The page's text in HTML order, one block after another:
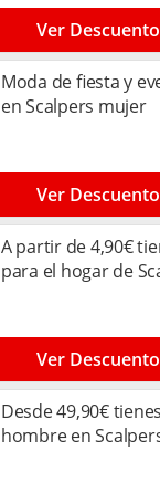
Ver Descuento
Moda de fiesta y
en Scalpers mujer
Ver Descuento
A partir de 4,90€
para el hogar de
Ver Descuento
Desde 49,90€
hombre en